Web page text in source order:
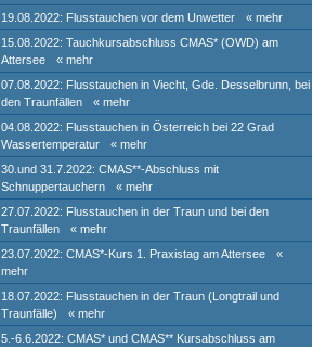
19.08.2022: Flusstauchen vor dem Unwetter
« mehr
15.08.2022: Tauchkursabschluss CMAS* (OWD) am
Attersee
« mehr
07.08.2022: Flusstauchen in Viecht, Gde. Desselbrunn, bei
den Traunfällen
« mehr
04.08.2022: Flusstauchen in Österreich bei 22 Grad
Wassertemperatur
« mehr
30.und 31.7.2022: CMAS**-Abschluss mit
Schnuppertauchern
« mehr
27.07.2022: Flusstauchen in der Traun und bei den
Traunfällen
« mehr
23.07.2022: CMAS*-Kurs 1. Praxistag am Attersee
«
mehr
18.07.2022: Flusstauchen in der Traun (Longtrail und
Traunfälle)
« mehr
5.-6.6.2022: CMAS* und CMAS** Kursabschluss am